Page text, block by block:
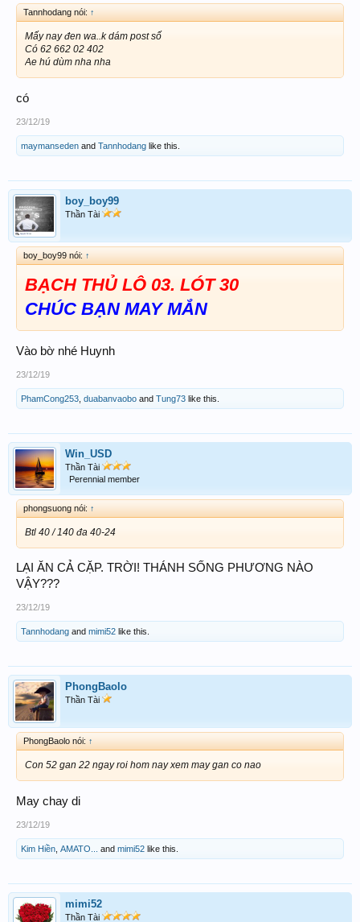
Tannhodang nói: ↑
Mấy nay đen wa..k dám post số
Có 62 662 02 402
Ae hú dùm nha nha
có
23/12/19
maymanseden and Tannhodang like this.
boy_boy99
Thần Tài
boy_boy99 nói: ↑
BẠCH THỦ LÔ 03. LÓT 30
CHÚC BẠN MAY MẮN
Vào bờ nhé Huynh
23/12/19
PhamCong253 duabanvaobo and Tung73 like this.
Win_USD
Thần Tài
Perennial member
phongsuong nói: ↑
Btl 40 / 140 đa 40-24
LẠI ĂN CẢ CẶP. TRỜI! THÁNH SỐNG PHƯƠNG NÀO
VẬY???
23/12/19
Tannhodang and mimi52 like this.
PhongBaolo
Thần Tài
PhongBaolo nói: ↑
Con 52 gan 22 ngay roi hom nay xem may gan co nao
May chay di
23/12/19
Kim Hiền AMATO... and mimi52 like this.
mimi52
Thần Tài